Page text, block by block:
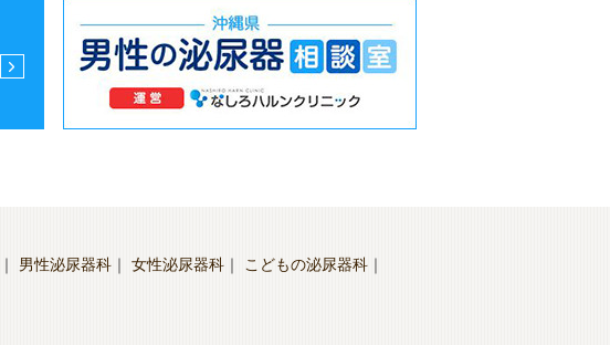
｜ 男性泌尿器科 ｜ 女性泌尿器科 ｜ こどもの泌尿器科 ｜